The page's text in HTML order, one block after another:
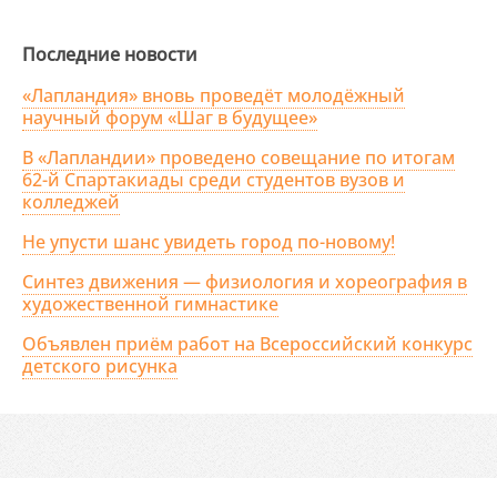
Последние новости
«Лапландия» вновь проведёт молодёжный
научный форум «Шаг в будущее»
В «Лапландии» проведено совещание по итогам
62-й Спартакиады среди студентов вузов и
колледжей
Не упусти шанс увидеть город по-новому!
Синтез движения — физиология и хореография в
художественной гимнастике
Объявлен приём работ на Всероссийский конкурс
детского рисунка